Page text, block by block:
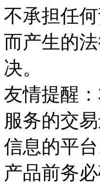
不承担任
而产生的
决。
友情提醒
服务的交
信息的平
产品前务